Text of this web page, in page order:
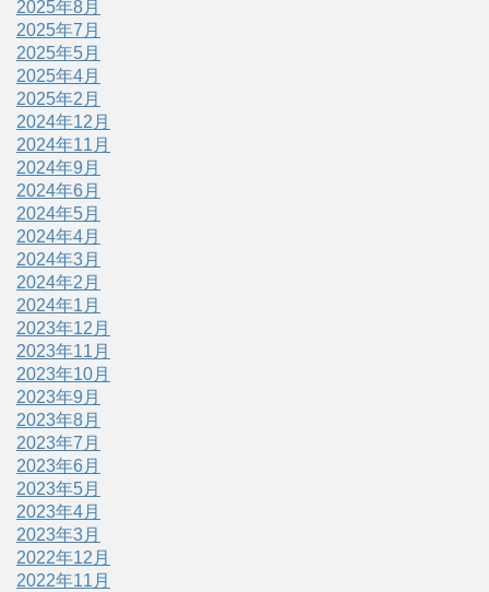
2025年8月
2025年7月
2025年5月
2025年4月
2025年2月
2024年12月
2024年11月
2024年9月
2024年6月
2024年5月
2024年4月
2024年3月
2024年2月
2024年1月
2023年12月
2023年11月
2023年10月
2023年9月
2023年8月
2023年7月
2023年6月
2023年5月
2023年4月
2023年3月
2022年12月
2022年11月